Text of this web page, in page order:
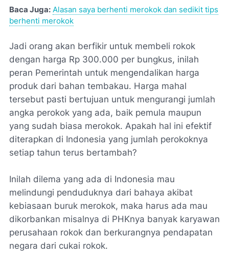
Baca Juga: Alasan saya berhenti merokok dan sedikit tips
berhenti merokok
Jadi orang akan berfikir untuk membeli rokok
dengan harga Rp 300.000 per bungkus, inilah
peran Pemerintah untuk mengendalikan harga
produk dari bahan tembakau. Harga mahal
tersebut pasti bertujuan untuk mengurangi jumlah
angka perokok yang ada, baik pemula maupun
yang sudah biasa merokok. Apakah hal ini efektif
diterapkan di Indonesia yang jumlah perokoknya
setiap tahun terus bertambah?
Inilah dilema yang ada di Indonesia mau
melindungi penduduknya dari bahaya akibat
kebiasaan buruk merokok, maka harus ada mau
dikorbankan misalnya di PHKnya banyak karyawan
perusahaan rokok dan berkurangnya pendapatan
negara dari cukai rokok.